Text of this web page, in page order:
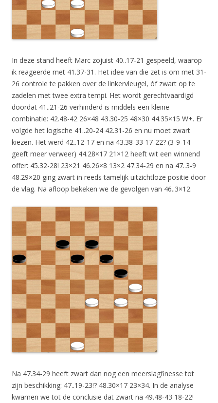
In deze stand heeft Marc zojuist 40..17-21 gespeeld, waarop
ik reageerde met 41.37-31. Het idee van die zet is om met 31-
26 controle te pakken over de linkervleugel, óf zwart op te
zadelen met twee extra tempi. Het wordt gerechtvaardigd
doordat 41..21-26 verhinderd is middels een kleine
combinatie: 42.48-42 26×48 43.30-25 48×30 44.35×15 W+. Er
volgde het logische 41..20-24 42.31-26 en nu moet zwart
kiezen. Het werd 42..12-17 en na 43.38-33 17-22? (3-9-14
geeft meer verweer) 44.28×17 21×12 heeft wit een winnend
offer: 45.32-28! 23×21 46.26×8 13×2 47.34-29 en na 47..3-9
48.29×20 ging zwart in reeds tamelijk uitzichtloze positie door
de vlag. Na afloop bekeken we de gevolgen van 46..3×12.
Na 47.34-29 heeft zwart dan nog een meerslagfinesse tot
zijn beschikking: 47..19-23!? 48.30×17 23×34. In de analyse
kwamen we tot de conclusie dat zwart na 49.48-43 18-22!